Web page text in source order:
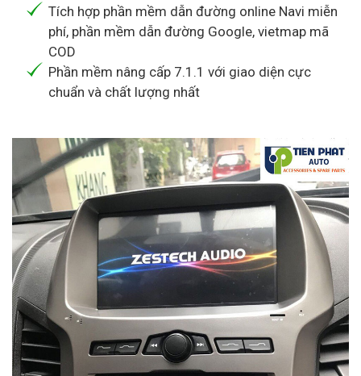
Tích hợp phần mềm dẫn đường online Navi miễn
phí, phần mềm dẫn đường Google, vietmap mã
COD
Phần mềm nâng cấp 7.1.1 với giao diện cực
chuẩn và chất lượng nhất